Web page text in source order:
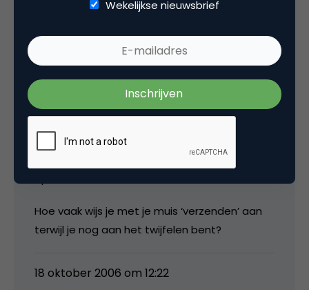
Stel je eens voor hoeveel verkeerde links je
opent in je webmailbox omdat je er met je
surfen wordt als elke link om dit te voorkomen
pas na een x tijd aanwijzen met je muis opent.
Word je eens bewust van hoeveel links je
onbewust aanwijst zonder dat je de links wilt
Hoe vaak wijs je met je muis ‘verzenden’ aan
terwijl je nog aan het twijfelen bent?
18 oktober 2006 om 12:22
Wekelijkse nieuwsbrief